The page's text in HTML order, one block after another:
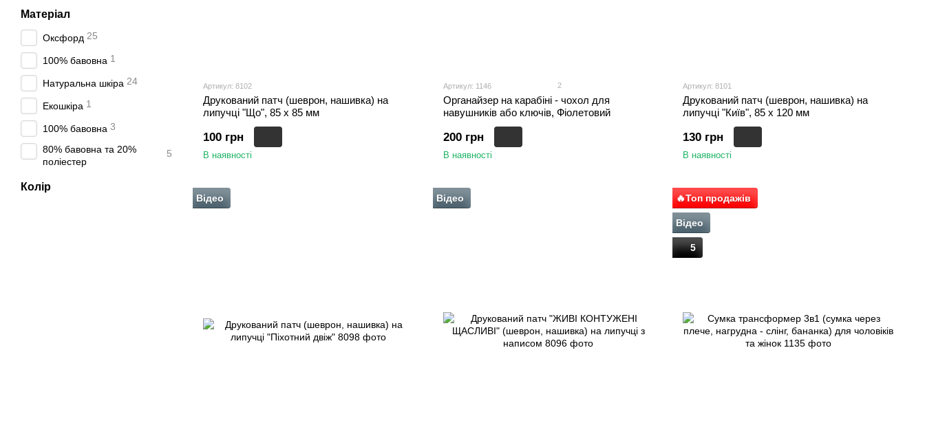
Артикул: 8102
Друкований патч (шеврон, нашивка) на
липучці "Що", 85 х 85 мм
100 грн
В наявності
Артикул: 1146 2
Органайзер на карабіні - чохол для
навушників або ключів, Фіолетовий
200 грн
В наявності
Артикул: 8101
Друкований патч (шеврон, нашивка) на
липучці "Київ", 85 х 120 мм
130 грн
В наявності
Відео Відео 🔥Топ продажів
Відео
5
Матеріал
Оксфорд 25
100% бавовна 1
Натуральна шкіра 24
Екошкіра 1
100% бавовна 3
80% бавовна та 20%
поліестер
5
Колір